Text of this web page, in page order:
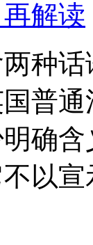
解读
两种
普
确
以